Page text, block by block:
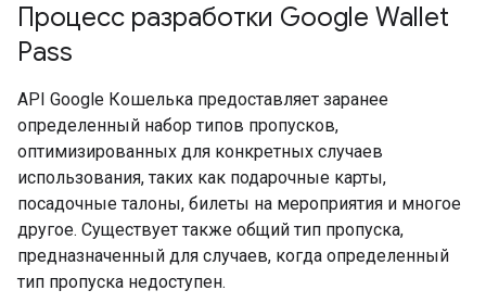
Процесс разработки Google Wallet
Pass
API Google Кошелька предоставляет заранее
определенный набор типов пропусков,
оптимизированных для конкретных случаев
использования, таких как подарочные карты,
посадочные талоны, билеты на мероприятия и многое
другое. Существует также общий тип пропуска,
предназначенный для случаев, когда определенный
тип пропуска недоступен.